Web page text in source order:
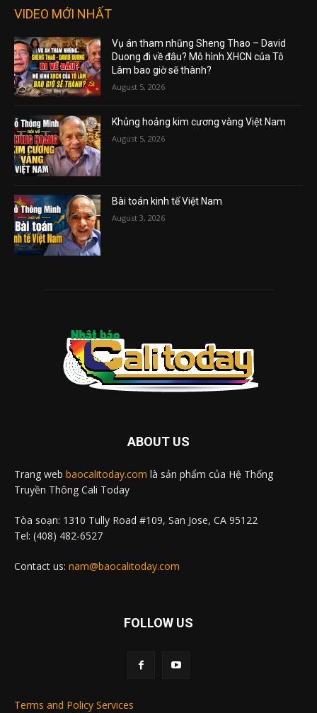
VIDEO MỚI NHẤT
Vụ án tham nhũng Sheng Thao – David
Duong đi về đâu? Mô hình XHCN của Tô
Lâm bao giờ sẽ thành?
August 5, 2026
Khủng hoảng kim cương vàng Việt Nam
August 5, 2026
Bài toán kinh tế Việt Nam
August 3, 2026
ABOUT US
Trang web baocalitoday.com là sản phẩm của Hệ Thống
Truyền Thông Cali Today
Tòa soạn: 1310 Tully Road #109, San Jose, CA 95122
Tel: (408) 482-6527
Contact us: nam@baocalitoday.com
FOLLOW US
Terms and Policy Services